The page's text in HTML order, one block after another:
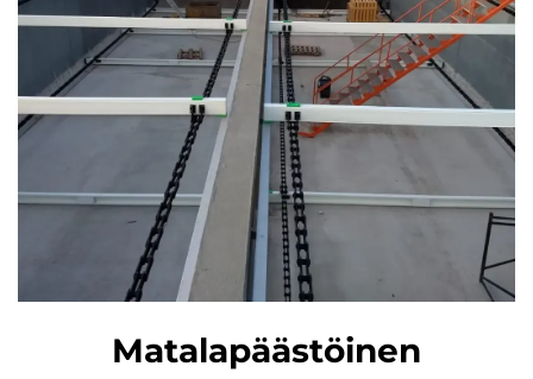
Matalapäästöinen